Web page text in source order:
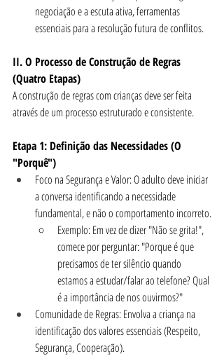
negociação e a escuta ativa, ferramentas
essenciais para a resolução futura de conflitos.
II. O Processo de Construção de Regras
(Quatro Etapas)
A construção de regras com crianças deve ser feita
através de um processo estruturado e consistente.
Etapa 1: Definição das Necessidades (O
"Porquê")
Foco na Segurança e Valor: O adulto deve iniciar
a conversa identificando a necessidade
fundamental, e não o comportamento incorreto.
Exemplo: Em vez de dizer "Não se grita!",
comece por perguntar: "Porque é que
precisamos de ter silêncio quando
estamos a estudar/falar ao telefone? Qual
é a importância de nos ouvirmos?"
Comunidade de Regras: Envolva a criança na
identificação dos valores essenciais (Respeito,
Segurança, Cooperação).